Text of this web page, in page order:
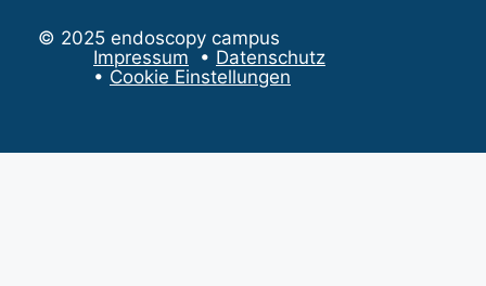
© 2025 endoscopy campus
Impressum
• Datenschutz
• Cookie Einstellungen